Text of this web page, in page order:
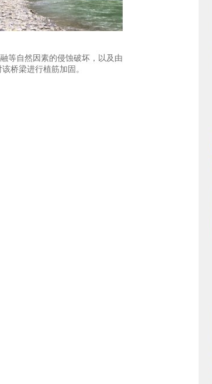
等自然因素的侵蚀破坏，以及由
桥梁进行植筋加固。